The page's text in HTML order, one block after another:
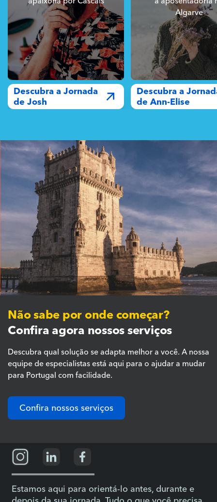
Descubra a Jornada
de Josh
Algarve
Descubra a
de Ann-Elise
Não sabe por onde começar?
Confira agora nossos serviços
Descubra qual solução se adapta melhor a você. A nossa
equipe de especialistas está aqui para o ajudar a mudar
para Portugal com facilidade.
Confira nossos serviços
Estamos aqui para orientá-lo antes, durante e